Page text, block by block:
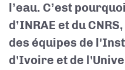
l’eau. C’est
d’INRAE et du
des équipes de
d'Ivoire et de